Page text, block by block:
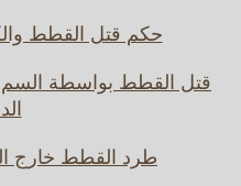
حكم قتل القطط
قتل القطط بواسطة السم
طرد القطط خارج